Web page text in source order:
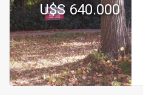
U$S 640.000